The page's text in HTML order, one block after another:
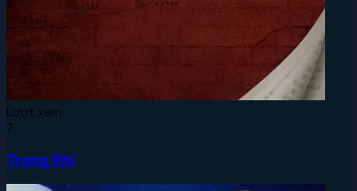
Lượt xem:
7
Trọng Khí